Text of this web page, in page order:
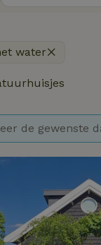
water
de gewenste